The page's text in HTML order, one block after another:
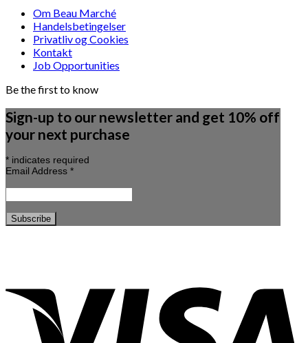
Om Beau Marché
Handelsbetingelser
Privatliv og Cookies
Kontakt
Job Opportunities
Be the first to know
Sign-up to our newsletter and get 10% off
your next purchase
* indicates required
Email Address *